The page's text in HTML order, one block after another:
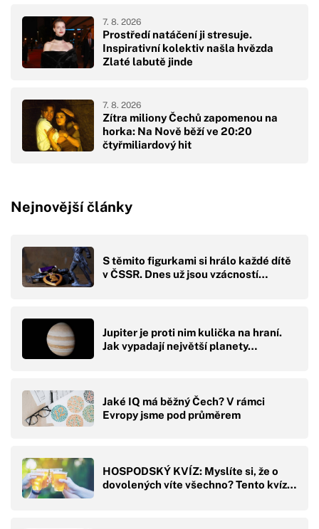
Prostředí natáčení ji stresuje.
Inspirativní kolektiv našla hvězda
Zlaté labutě jinde
7. 8. 2026
Zítra miliony Čechů zapomenou na
horka: Na Nově běží ve 20:20
čtyřmiliardový hit
7. 8. 2026
Nejnovější články
S těmito figurkami si hrálo každé dítě
v ČSSR. Dnes už jsou vzácností…
Jupiter je proti nim kulička na hraní.
Jak vypadají největší planety…
Jaké IQ má běžný Čech? V rámci
Evropy jsme pod průměrem
HOSPODSKÝ KVÍZ: Myslíte si, že o
dovolených víte všechno? Tento kvíz…